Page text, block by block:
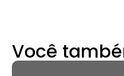
Você